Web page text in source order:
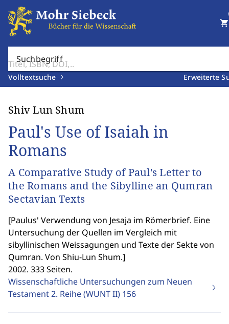
Suchbegriff
Volltextsuche Erweiterte
shopping_cart
Shiv Lun Shum
Paul's Use of Isaiah in
Romans
A Comparative Study of Paul's Letter to
the Romans and the Sibylline an Qumran
Sectavian Texts
[Paulus' Verwendung von Jesaja im Römerbrief. Eine
Untersuchung der Quellen im Vergleich mit
sibyllinischen Weissagungen und Texte der Sekte von
Qumran. Von Shiu-Lun Shum.]
2002. 333 Seiten.
Wissenschaftliche Untersuchungen zum Neuen
Testament 2. Reihe (WUNT II) 156